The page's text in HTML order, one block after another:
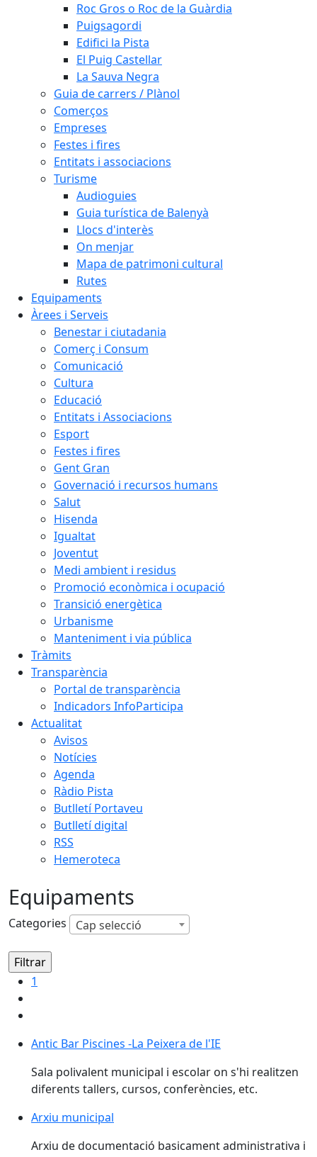
Roc Gros o Roc de la Guàrdia
Puigsagordi
Edifici la Pista
El Puig Castellar
La Sauva Negra
Guia de carrers / Plànol
Comerços
Empreses
Festes i fires
Entitats i associacions
Turisme
Audioguies
Guia turística de Balenyà
Llocs d'interès
On menjar
Mapa de patrimoni cultural
Rutes
Equipaments
Àrees i Serveis
Benestar i ciutadania
Comerç i Consum
Comunicació
Cultura
Educació
Entitats i Associacions
Esport
Festes i fires
Gent Gran
Governació i recursos humans
Salut
Hisenda
Igualtat
Joventut
Medi ambient i residus
Promoció econòmica i ocupació
Transició energètica
Urbanisme
Manteniment i via pública
Tràmits
Transparència
Portal de transparència
Indicadors InfoParticipa
Actualitat
Avisos
Notícies
Agenda
Ràdio Pista
Butlletí Portaveu
Butlletí digital
RSS
Hemeroteca
Equipaments
Categories Cap selecció
1
Antic Bar Piscines -La Peixera de l'IE
Sala polivalent municipal i escolar on s'hi realitzen
diferents tallers, cursos, conferències, etc.
Arxiu municipal
Arxiu de documentació basicament administrativa i